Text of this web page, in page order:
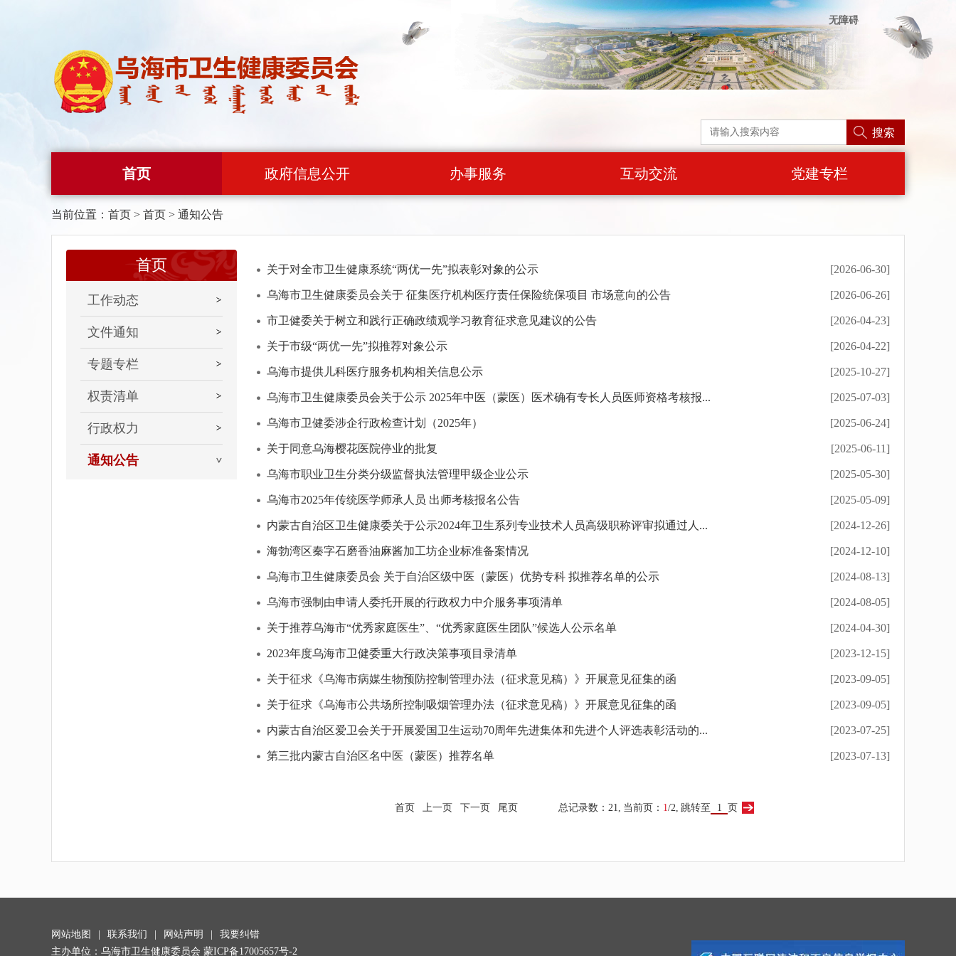
无障碍
搜索
首页 政府信息公开 办事服务 互动交流 党建专栏
当前位置： 首页 > 首页 > 通知公告
首页
工作动态
文件通知
专题专栏
权责清单
行政权力
通知公告
[2026-06-30]
关于对全市卫生健康系统“两优一先”拟表彰对象的公示
[2026-06-26]
乌海市卫生健康委员会关于 征集医疗机构医疗责任保险统保项目 市场意向的公告
[2026-04-23]
市卫健委关于树立和践行正确政绩观学习教育征求意见建议的公告
[2026-04-22]
关于市级“两优一先”拟推荐对象公示
[2025-10-27]
乌海市提供儿科医疗服务机构相关信息公示
[2025-07-03]
乌海市卫生健康委员会关于公示 2025年中医（蒙医）医术确有专长人员医师资格考核报...
[2025-06-24]
乌海市卫健委涉企行政检查计划（2025年）
[2025-06-11]
关于同意乌海樱花医院停业的批复
[2025-05-30]
乌海市职业卫生分类分级监督执法管理甲级企业公示
[2025-05-09]
乌海市2025年传统医学师承人员 出师考核报名公告
[2024-12-26]
内蒙古自治区卫生健康委关于公示2024年卫生系列专业技术人员高级职称评审拟通过人...
[2024-12-10]
海勃湾区秦字石磨香油麻酱加工坊企业标准备案情况
[2024-08-13]
乌海市卫生健康委员会 关于自治区级中医（蒙医）优势专科 拟推荐名单的公示
[2024-08-05]
乌海市强制由申请人委托开展的行政权力中介服务事项清单
[2024-04-30]
关于推荐乌海市“优秀家庭医生”、“优秀家庭医生团队”候选人公示名单
[2023-12-15]
2023年度乌海市卫健委重大行政决策事项目录清单
[2023-09-05]
关于征求《乌海市病媒生物预防控制管理办法（征求意见稿）》开展意见征集的函
[2023-09-05]
关于征求《乌海市公共场所控制吸烟管理办法（征求意见稿）》开展意见征集的函
[2023-07-25]
内蒙古自治区爱卫会关于开展爱国卫生运动70周年先进集体和先进个人评选表彰活动的...
[2023-07-13]
第三批内蒙古自治区名中医（蒙医）推荐名单
首页 上一页 下一页 尾页 总记录数：21, 当前页： 1/2, 跳转至 页
网站地图 联系我们 网站声明
我要纠错
主办单位：乌海市卫生健康委员会 蒙ICP备17005657号-2